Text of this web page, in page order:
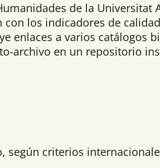
de la Universitat
los indicadores de
enlaces a varios catálogos
archivo en un repositorio
según criterios